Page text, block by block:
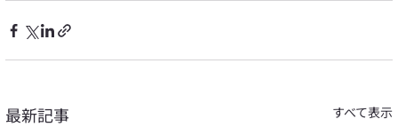
最新記事 すべて表示